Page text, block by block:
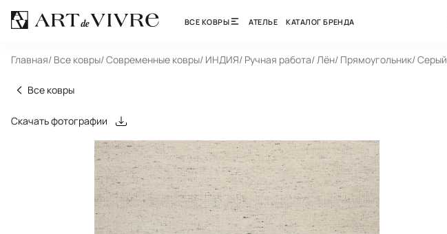
ВСЕ КОВРЫ АТЕЛЬЕ КАТАЛОГ БРЕНДА
Главная/ Все ковры/ Современные ковры/ ИНДИЯ/ Ручная работа/ Лён/ Прямоугольник/ Серый
Все ковры
Скачать фотографии